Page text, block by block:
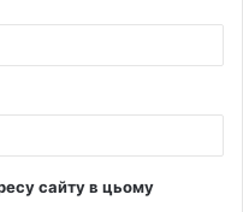
сайту в цьому